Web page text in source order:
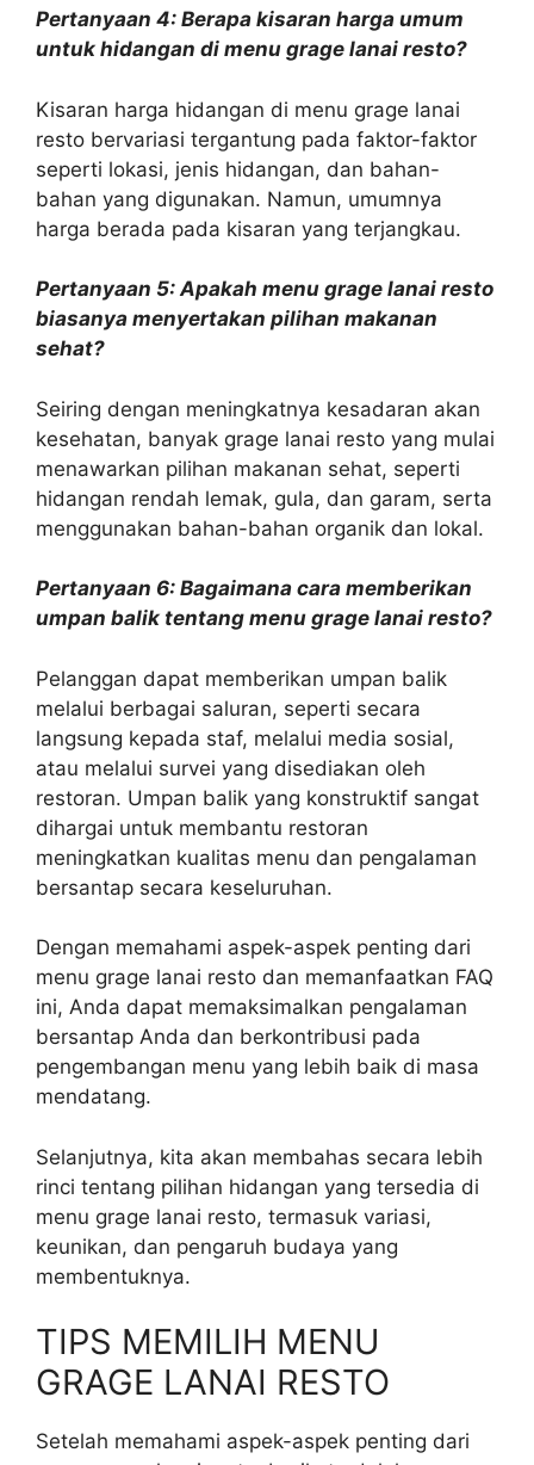
Pertanyaan 4: Berapa kisaran harga umum
untuk hidangan di menu grage lanai resto?
Kisaran harga hidangan di menu grage lanai
resto bervariasi tergantung pada faktor-faktor
seperti lokasi, jenis hidangan, dan bahan-
bahan yang digunakan. Namun, umumnya
harga berada pada kisaran yang terjangkau.
Pertanyaan 5: Apakah menu grage lanai resto
biasanya menyertakan pilihan makanan
sehat?
Seiring dengan meningkatnya kesadaran akan
kesehatan, banyak grage lanai resto yang mulai
menawarkan pilihan makanan sehat, seperti
hidangan rendah lemak, gula, dan garam, serta
menggunakan bahan-bahan organik dan lokal.
Pertanyaan 6: Bagaimana cara memberikan
umpan balik tentang menu grage lanai resto?
Pelanggan dapat memberikan umpan balik
melalui berbagai saluran, seperti secara
langsung kepada staf, melalui media sosial,
atau melalui survei yang disediakan oleh
restoran. Umpan balik yang konstruktif sangat
dihargai untuk membantu restoran
meningkatkan kualitas menu dan pengalaman
bersantap secara keseluruhan.
Dengan memahami aspek-aspek penting dari
menu grage lanai resto dan memanfaatkan FAQ
ini, Anda dapat memaksimalkan pengalaman
bersantap Anda dan berkontribusi pada
pengembangan menu yang lebih baik di masa
mendatang.
Selanjutnya, kita akan membahas secara lebih
rinci tentang pilihan hidangan yang tersedia di
menu grage lanai resto, termasuk variasi,
keunikan, dan pengaruh budaya yang
membentuknya.
TIPS MEMILIH MENU
GRAGE LANAI RESTO
Setelah memahami aspek-aspek penting dari